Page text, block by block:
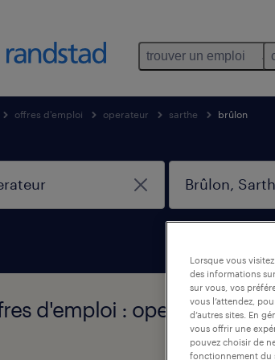
trouver un emploi
offres d'emploi operateur sarthe brûlon
d'emploi : operateur,
Lorsque vous
des informations
sur vous, vos
vous l’attendez,
d’autres sites. En
vous offrir une
pouvez choisir de
fonctionnement du